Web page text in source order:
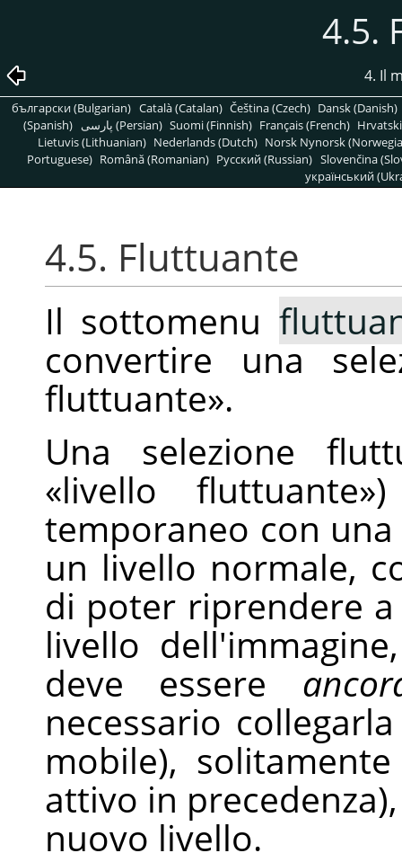
4.5.
4. Il
български (Bulgarian) Català (Catalan) Čeština (Czech) Dansk (Danish)
(Spanish)
پارسی (Persian) Suomi (Finnish) Français (French)
Lietuvis (Lithuanian) Nederlands (Dutch) Norsk Nynorsk
Portuguese) Română (Romanian) Pусский (Russian) Slovenčina
український
4.5. Fluttuante
Il sottomenu
convertire una
fluttuante».
Una selezione
«livello fluttuante»
temporaneo con
un livello normale,
di poter riprendere
livello
deve essere
necessario
mobile),
attivo in
nuovo livello.